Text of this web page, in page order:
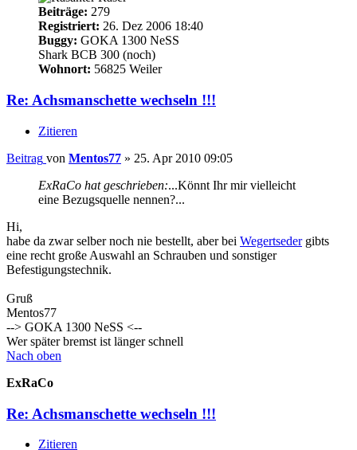
Beiträge: 279
Registriert: 26. Dez 2006 18:40
Buggy: GOKA 1300 NeSS
Shark BCB 300 (noch)
Wohnort: 56825 Weiler
Re: Achsmanschette wechseln !!!
Zitieren
Beitrag von Mentos77 » 25. Apr 2010 09:05
ExRaCo hat geschrieben:...Könnt Ihr mir vielleicht
eine Bezugsquelle nennen?...
Hi,
habe da zwar selber noch nie bestellt, aber bei Wegertsedergibts
eine recht große Auswahl an Schrauben und sonstiger
Befestigungstechnik.
Gruß
Mentos77
--> GOKA 1300 NeSS <--
Wer später bremst ist länger schnell
Nach oben
ExRaCo
Re: Achsmanschette wechseln !!!
Zitieren